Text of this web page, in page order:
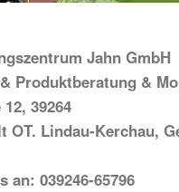
Jahn GmbH
Produktberatung &
39264
OT. Lindau-Kerchau,
an: 039246-65796